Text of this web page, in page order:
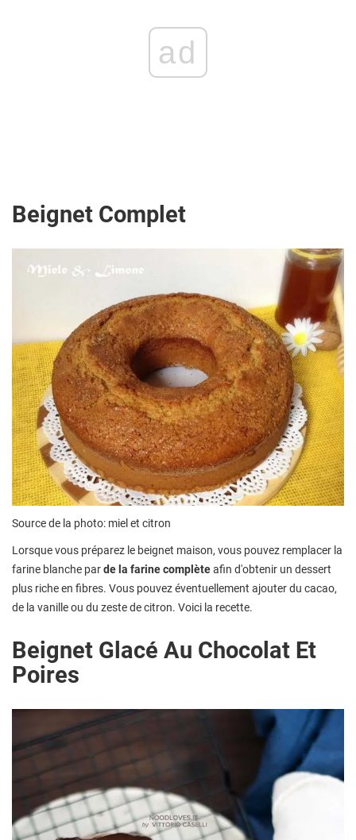
ad
Beignet Complet
Source de la photo: miel et citron
Lorsque vous préparez le beignet maison, vous pouvez remplacer la
farine blanche parde la farine complèteafin d'obtenir un dessert
plus riche en fibres. Vous pouvez éventuellement ajouter du cacao,
de la vanille ou du zeste de citron. Voici la recette.
Beignet Glacé Au Chocolat Et
Poires